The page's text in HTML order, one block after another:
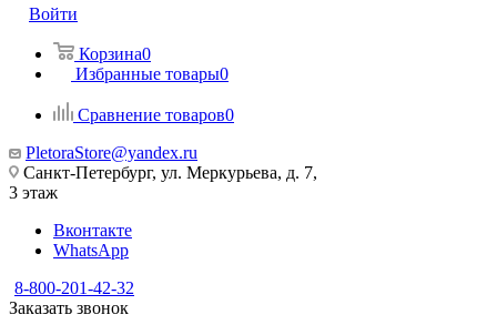
Войти
Корзина0
Избранные товары0
Сравнение товаров0
PletoraStore@yandex.ru
Санкт-Петербург, ул. Меркурьева, д. 7,
3 этаж
Вконтакте
WhatsApp
8-800-201-42-32
Заказать звонок